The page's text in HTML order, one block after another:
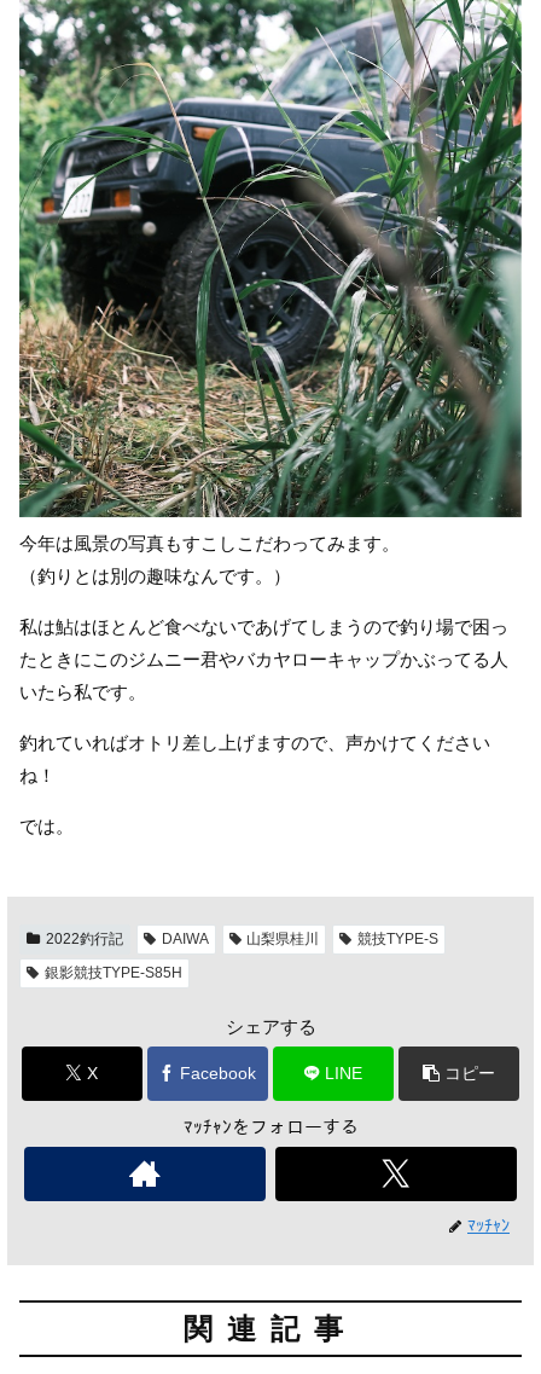
今年は風景の写真もすこしこだわってみます。
（釣りとは別の趣味なんです。）
私は鮎はほとんど食べないであげてしまうので釣り場で困っ
たときにこのジムニー君やバカヤローキャップかぶってる人
いたら私です。
釣れていればオトリ差し上げますので、声かけてください
ね！
では。
2022釣行記 DAIWA 山梨県桂川
競技TYPE-S
銀影競技TYPE-S85H
シェアする
X Facebook LINE コピー
ﾏｯﾁｬﾝをフォローする
ﾏｯﾁｬﾝ
関連記事